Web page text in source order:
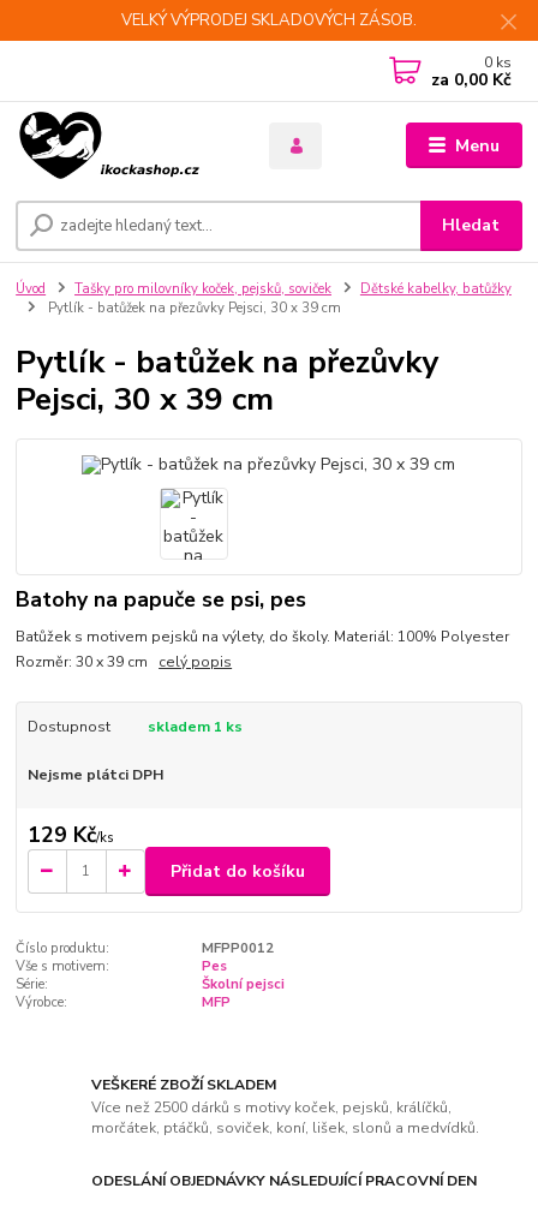
VELKÝ VÝPRODEJ SKLADOVÝCH ZÁSOB.
Menu
Hledat
0 ks
za 0,00 Kč
Úvod Tašky pro milovníky koček, pejsků, soviček
Dětské kabelky, batůžky
Pytlík - batůžek na přezůvky Pejsci, 30 x 39 cm
Pytlík - batůžek na přezůvky
Pejsci, 30 x 39 cm
Batohy na papuče se psi, pes
Batůžek s motivem pejsků na výlety, do školy. Materiál: 100% Polyester
Rozměr: 30 x 39 cm celý popis
Dostupnost skladem 1 ks
Nejsme plátci DPH
129 Kč/ks
Přidat do košíku
Číslo produktu:
MFPP0012
Vše s motivem:
Pes
Série:
Školní pejsci
Výrobce:
MFP
VEŠKERÉ ZBOŽÍ SKLADEM
Více než 2500 dárků s motivy koček, pejsků, králíčků,
morčátek, ptáčků, soviček, koní, lišek, slonů a medvídků.
ODESLÁNÍ OBJEDNÁVKY NÁSLEDUJÍCÍ PRACOVNÍ DEN